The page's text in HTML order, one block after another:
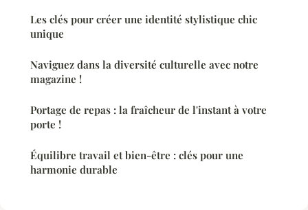
Les clés pour créer une identité stylistique chic
unique
Naviguez dans la diversité culturelle avec notre
magazine !
Portage de repas : la fraîcheur de l'instant à votre
porte !
Équilibre travail et bien-être : clés pour une
harmonie durable